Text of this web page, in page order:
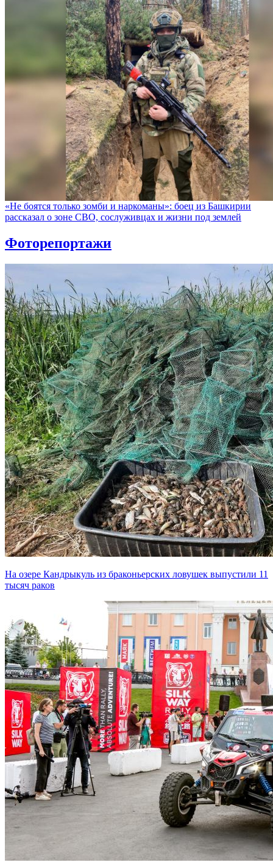
«Не боятся только зомби и наркоманы»: боец из Башкирии
рассказал о зоне СВО, сослуживцах и жизни под землей
Фоторепортажи
На озере Кандрыкуль из браконьерских ловушек выпустили 11
тысяч раков